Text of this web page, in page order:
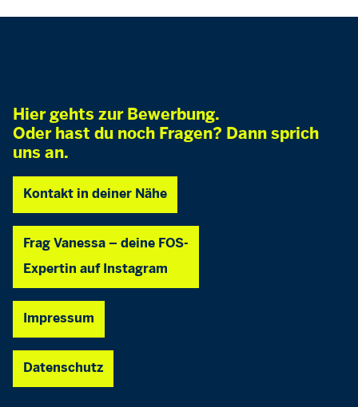
Hier gehts zur Bewerbung.
Oder hast du noch Fragen? Dann sprich
uns an.
Kontakt in deiner Nähe
Frag Vanessa – deine FOS-
Expertin auf Instagram
Impressum
Datenschutz